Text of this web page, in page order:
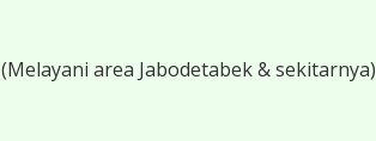
(Melayani area Jabodetabek & sekitarnya)